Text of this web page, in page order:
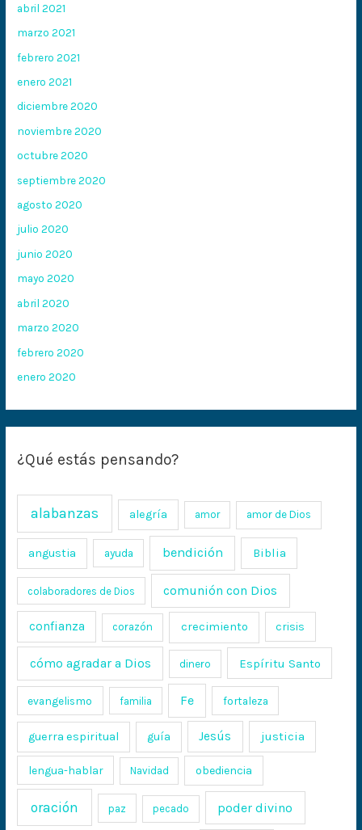
abril 2021
marzo 2021
febrero 2021
enero 2021
diciembre 2020
noviembre 2020
octubre 2020
septiembre 2020
agosto 2020
julio 2020
junio 2020
mayo 2020
abril 2020
marzo 2020
febrero 2020
enero 2020
¿Qué estás pensando?
alabanzas alegría amor amor de Dios
angustia ayuda bendición Biblia
colaboradores de Dios comunión con Dios
confianza corazón crecimiento crisis
cómo agradar a Dios dinero Espíritu Santo
evangelismo familia Fe fortaleza
guerra espiritual guía Jesús justicia
lengua-hablar Navidad obediencia
oración paz pecado poder divino